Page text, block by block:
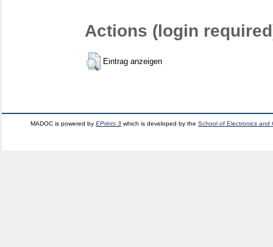
Actions (login
Eintrag anzeigen
MADOC is powered byEPrints 3 which is developed by theSchool of Electronics and